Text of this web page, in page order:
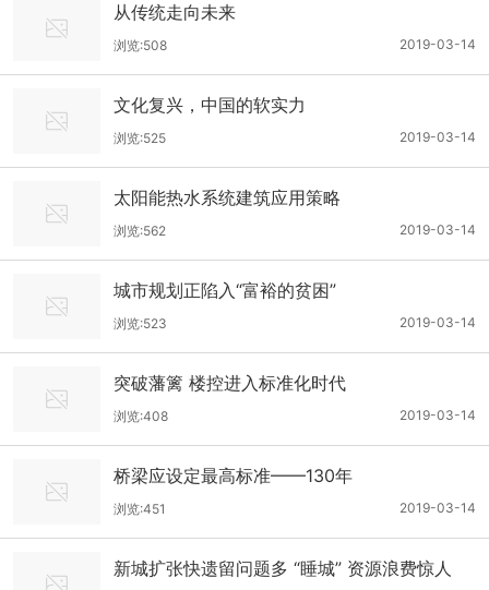
从传统走向未来
2019-03-14
浏览:508
文化复兴，中国的软实力
2019-03-14
浏览:525
太阳能热水系统建筑应用策略
2019-03-14
浏览:562
城市规划正陷入“富裕的贫困”
2019-03-14
浏览:523
突破藩篱 楼控进入标准化时代
2019-03-14
浏览:408
桥梁应设定最高标准——130年
2019-03-14
浏览:451
新城扩张快遗留问题多 “睡城” 资源浪费惊人